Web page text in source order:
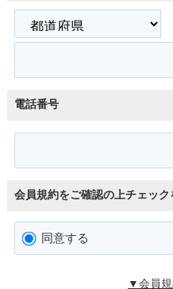
電話番号
会員規約をご確認の上チェッ
同意する
▼会員